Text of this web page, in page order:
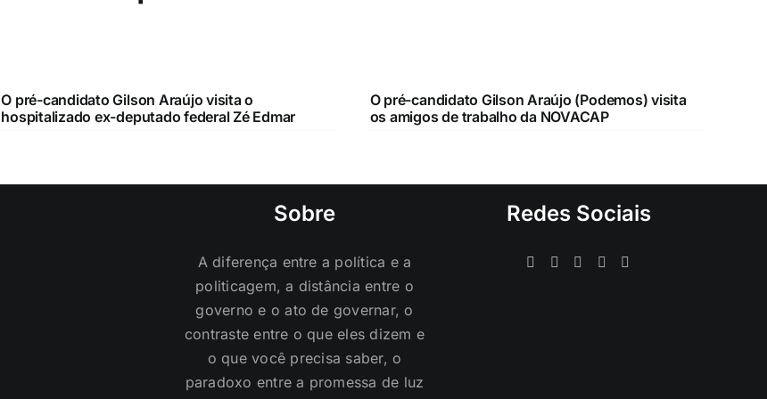
O pré-candidato Gilson Araújo visita o
hospitalizado ex-deputado federal Zé Edmar
O pré-candidato Gilson Araújo (Podemos) visita
os amigos de trabalho da NOVACAP
Sobre
A diferença entre a política e a
politicagem, a distância entre o
governo e o ato de governar, o
contraste entre o que eles dizem e
o que você precisa saber, o
paradoxo entre a promessa de luz
Redes Sociais